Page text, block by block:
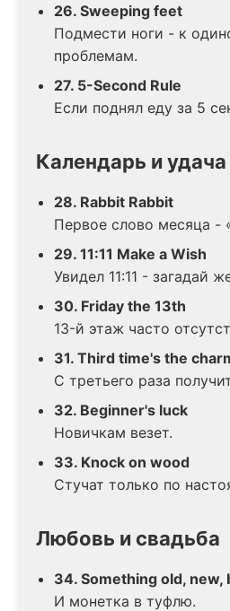
26. Sweeping feet
Подмести ноги - к
проблемам.
27. 5-Second Rule
Если поднял еду за 5
Календарь и удача
28. Rabbit Rabbit
Первое слово месяца -
29. 11:11 Make a Wish
Увидел 11:11 - загадай
30. Friday the 13th
13-й этаж часто
31. Third time's the
С третьего раза
32. Beginner's luck
Новичкам везет.
33. Knock on wood
Стучат только по
Любовь и свадьба
34. Something old, new,
И монетка в туфлю.